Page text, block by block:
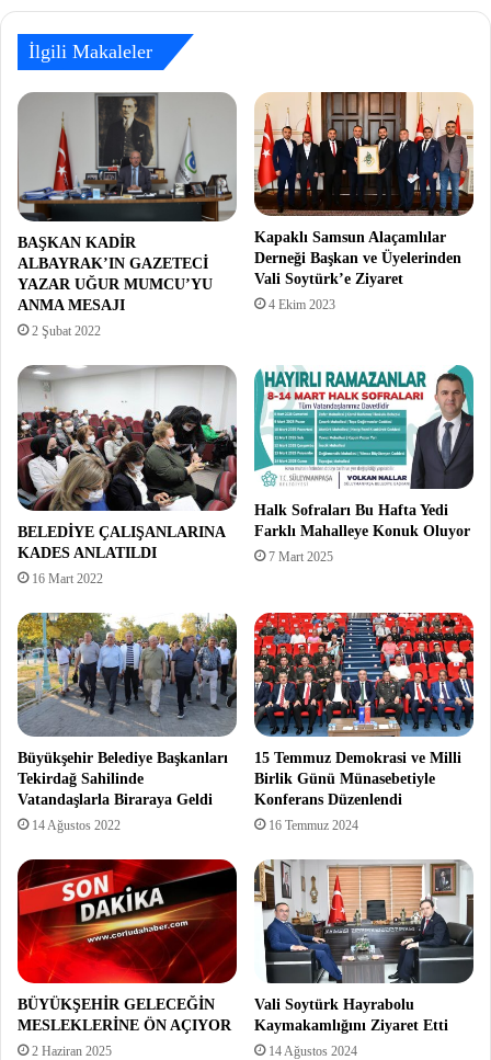
İlgili Makaleler
BAŞKAN KADİR
ALBAYRAK’IN GAZETECİ
YAZAR UĞUR MUMCU’YU
ANMA MESAJI
2 Şubat 2022
Kapaklı Samsun Alaçamlılar
Derneği Başkan ve Üyelerinden
Vali Soytürk’e Ziyaret
4 Ekim 2023
BELEDİYE ÇALIŞANLARINA
KADES ANLATILDI
16 Mart 2022
Halk Sofraları Bu Hafta Yedi
Farklı Mahalleye Konuk Oluyor
7 Mart 2025
Büyükşehir Belediye Başkanları
Tekirdağ Sahilinde
Vatandaşlarla Biraraya Geldi
14 Ağustos 2022
15 Temmuz Demokrasi ve Milli
Birlik Günü Münasebetiyle
Konferans Düzenlendi
16 Temmuz 2024
BÜYÜKŞEHİR GELECEĞİN
MESLEKLERİNE ÖN AÇIYOR
2 Haziran 2025
Vali Soytürk Hayrabolu
Kaymakamlığını Ziyaret Etti
14 Ağustos 2024